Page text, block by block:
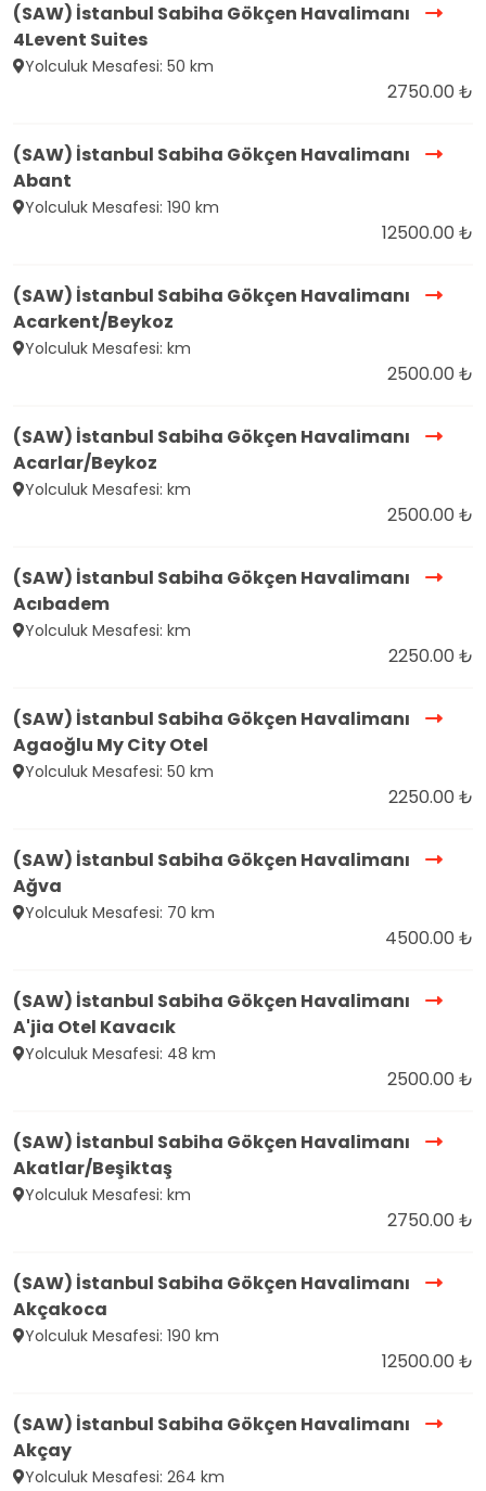
(SAW) İstanbul Sabiha Gökçen Havalimanı
4Levent Suites
Yolculuk Mesafesi: 50 km
2750.00 ₺
(SAW) İstanbul Sabiha Gökçen Havalimanı
Abant
Yolculuk Mesafesi: 190 km
12500.00 ₺
(SAW) İstanbul Sabiha Gökçen Havalimanı
Acarkent/Beykoz
Yolculuk Mesafesi: km
2500.00 ₺
(SAW) İstanbul Sabiha Gökçen Havalimanı
Acarlar/Beykoz
Yolculuk Mesafesi: km
2500.00 ₺
(SAW) İstanbul Sabiha Gökçen Havalimanı
Acıbadem
Yolculuk Mesafesi: km
2250.00 ₺
(SAW) İstanbul Sabiha Gökçen Havalimanı
Agaoğlu My City Otel
Yolculuk Mesafesi: 50 km
2250.00 ₺
(SAW) İstanbul Sabiha Gökçen Havalimanı
Ağva
Yolculuk Mesafesi: 70 km
4500.00 ₺
(SAW) İstanbul Sabiha Gökçen Havalimanı
A'jia Otel Kavacık
Yolculuk Mesafesi: 48 km
2500.00 ₺
(SAW) İstanbul Sabiha Gökçen Havalimanı
Akatlar/Beşiktaş
Yolculuk Mesafesi: km
2750.00 ₺
(SAW) İstanbul Sabiha Gökçen Havalimanı
Akçakoca
Yolculuk Mesafesi: 190 km
12500.00 ₺
(SAW) İstanbul Sabiha Gökçen Havalimanı
Akçay
Yolculuk Mesafesi: 264 km